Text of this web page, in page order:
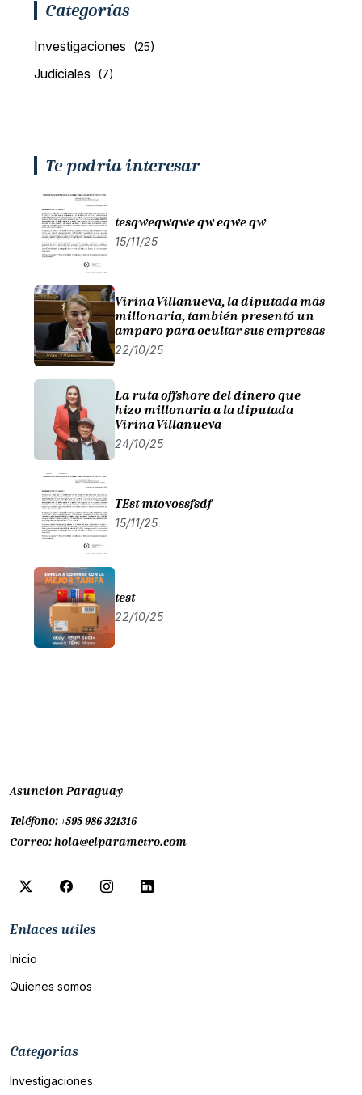
Categorías
Investigaciones (25)
Judiciales (7)
Te podria interesar
tesqweqwqwe qw eqwe qw
15/11/25
Virina Villanueva, la diputada más
millonaria, también presentó un
amparo para ocultar sus empresas
22/10/25
La ruta offshore del dinero que
hizo millonaria a la diputada
Virina Villanueva
24/10/25
TEst mtovossfsdf
15/11/25
test
22/10/25
Asuncion Paraguay
Teléfono:+595 986 321316
Correo:hola@elparametro.com
Enlaces utiles
Inicio
Quienes somos
Categorias
Investigaciones